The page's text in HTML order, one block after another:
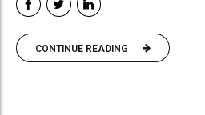
CONTINUE READING